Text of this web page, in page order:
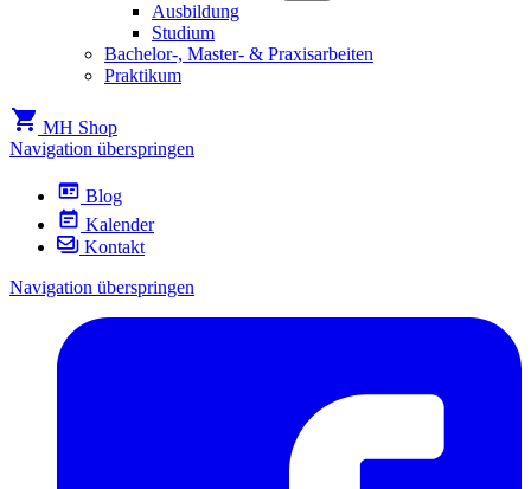
Ausbildung
Studium
Bachelor-, Master- & Praxisarbeiten
Praktikum
MH Shop
Navigation überspringen
Blog
Kalender
Kontakt
Navigation überspringen